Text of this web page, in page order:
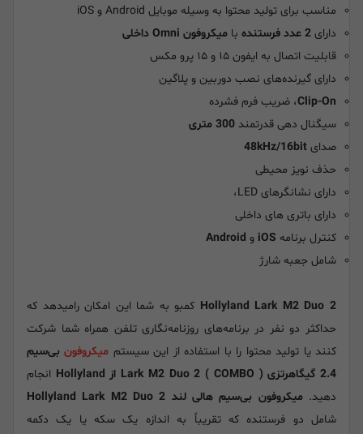
مناسب برای تولید محتوا به وسیله موبایل Android و iOS
دارای
با میکروفون Omni داخلی
قابلیت اتصال به ایفون ۱۵ و ۱۵ پرو مکس
دارای گیرنده‌های نصب دوربین و پلاگین
Clip-On، ضریب فرم فشرده
سیگنال‌ دهی قدرتمند 300 متری
صدای 48kHz/16bit
حذف نویز محیطی
دارای نشانگرهای LED،
دارای باتری های داخلی
کنترل برنامه iOS و Android
شامل جعبه شارژ
Hollyland Lark M2 Duo 2 کمبو به شما این امکان رامیدهد که
حداکثر دو نفر در برنامه‌های روزنامه‌نگاری تلفن همراه شما شرکت
کنند یا تولید محتوا را با استفاده از این سیستم میکروفونبی‌سیم
2.4 گیگاهرتزی ( COMBO ) Lark M2 Duo 2 از Hollyland
انجام
دهید.میکروفون بی‌سیم هالی لند Hollyland Lark M2 Duo 2
شامل دو فرستنده که تقریباً به اندازه یک سکه یا یک دکمه